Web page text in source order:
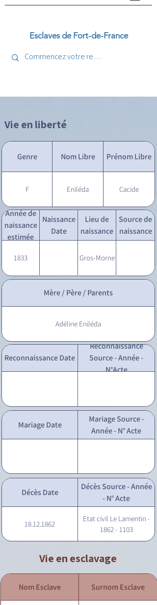
Esclaves de Fort-de-France
Vie en liberté
Genre Nom Libre Prénom Libre
F Eniléda Cacide
Année de
naissance
estimée
Naissance
Date
Lieu de
naissance
Source de
naissance
1833 Gros-Morne
Mère / Père / Parents
Adéline Eniléda
Reconnaissance Date
Reconnaissance
Source - Année -
N°Acte
Mariage Date
Mariage Source -
Année - N° Acte
Décès Date
Décès Source - Année
- N° Acte
18.12.1862
Etat civil Le Lamentin -
1862 - 1103
Vie en esclavage
Nom Esclave Surnom Esclave